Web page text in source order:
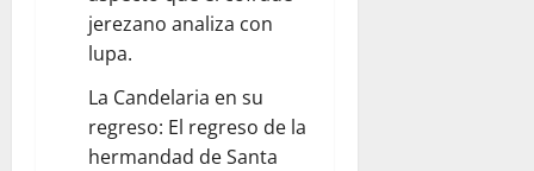
jerezano analiza con
lupa.
La Candelaria en su
regreso: El regreso de la
hermandad de Santa